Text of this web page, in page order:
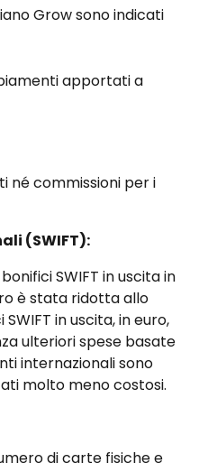
Grow sono indicati
apportati a
né commissioni per i
(SWIFT):
SWIFT in uscita in
è stata ridotta allo
SWIFT in uscita, in euro,
ulteriori spese basate
internazionali sono
molto meno costosi.
di carte fisiche e